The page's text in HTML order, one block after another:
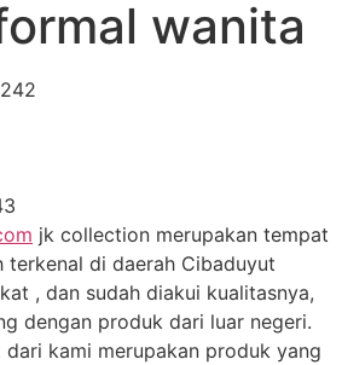
wanita
jk collection merupakan tempat
terkenal di daerah Cibaduyut
, dan sudah diakui kualitasnya,
dengan produk dari luar negeri.
kami merupakan produk yang